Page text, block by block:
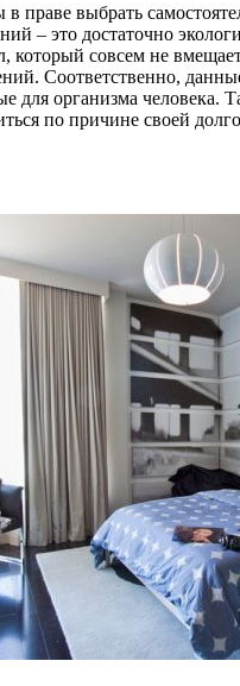
праве выбрать
– это достаточно
который совсем не
Соответственно,
для организма человека.
по причине своей